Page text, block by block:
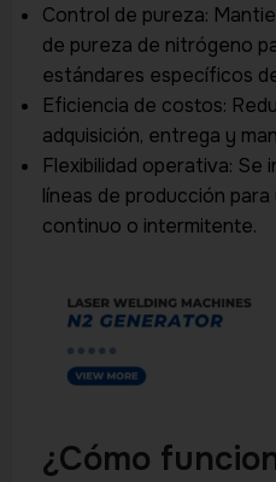
Control de pureza:
de pureza de nitrógeno
estándares específicos
Eficiencia de costos:
adquisición, entrega y
Flexibilidad operativa: Se
líneas de producción
continuo o intermitente.
¿Cómo